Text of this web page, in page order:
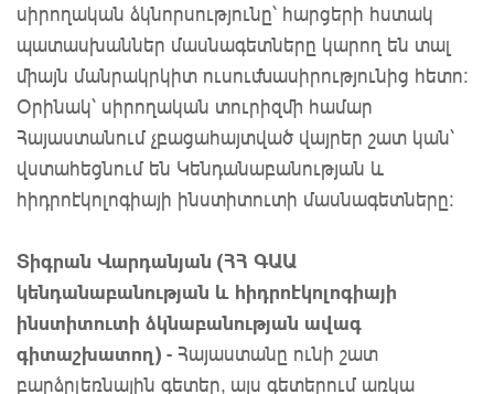
սիրողական ձկնորսությունը՝ հարցերի հստակ
պատասխաններ մասնագետները կարող են տալ
միայն մանրակրկիտ ուսումնասիրությունից հետո:
Օրինակ՝ սիրողական տուրիզմի համար
Հայաստանում չբացահայտված վայրեր շատ կան՝
վստահեցնում են Կենդանաբանության և
հիդրոէկոլոգիայի ինստիտուտի մասնագետները:
Տիգրան Վարդանյան (ՀՀ ԳԱԱ
կենդանաբանության և հիդրոէկոլոգիայի
ինստիտուտի ձկնաբանության ավագ
գիտաշխատող) - Հայաստանը ունի շատ
բարձրլեռնային գետեր, այս գետերում առկա